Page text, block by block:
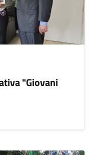
"Giovani